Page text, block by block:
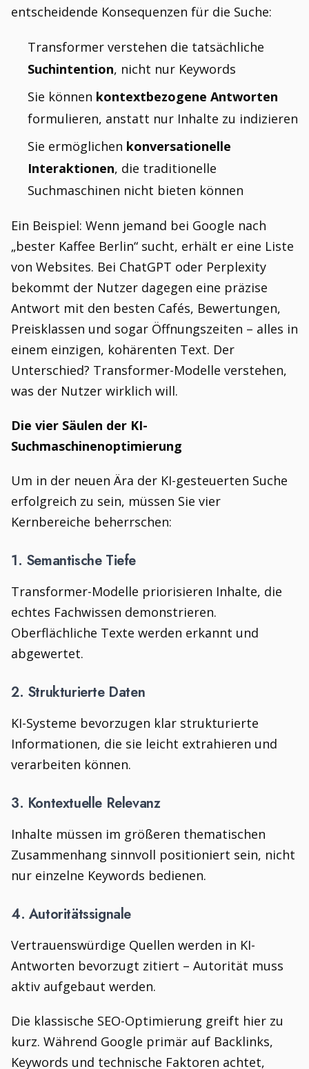
entscheidende Konsequenzen für die Suche:
Transformer verstehen die tatsächliche
Suchintention, nicht nur Keywords
Sie können kontextbezogene Antworten
formulieren, anstatt nur Inhalte zu indizieren
Sie ermöglichen konversationelle
Interaktionen, die traditionelle
Suchmaschinen nicht bieten können
Ein Beispiel: Wenn jemand bei Google nach
„bester Kaffee Berlin“ sucht, erhält er eine Liste
von Websites. Bei ChatGPT oder Perplexity
bekommt der Nutzer dagegen eine präzise
Antwort mit den besten Cafés, Bewertungen,
Preisklassen und sogar Öffnungszeiten – alles in
einem einzigen, kohärenten Text. Der
Unterschied? Transformer-Modelle verstehen,
was der Nutzer wirklich will.
Die vier Säulen der KI-
Suchmaschinenoptimierung
Um in der neuen Ära der KI-gesteuerten Suche
erfolgreich zu sein, müssen Sie vier
Kernbereiche beherrschen:
1. Semantische Tiefe
Transformer-Modelle priorisieren Inhalte, die
echtes Fachwissen demonstrieren.
Oberflächliche Texte werden erkannt und
abgewertet.
2. Strukturierte Daten
KI-Systeme bevorzugen klar strukturierte
Informationen, die sie leicht extrahieren und
verarbeiten können.
3. Kontextuelle Relevanz
Inhalte müssen im größeren thematischen
Zusammenhang sinnvoll positioniert sein, nicht
nur einzelne Keywords bedienen.
4. Autoritätssignale
Vertrauenswürdige Quellen werden in KI-
Antworten bevorzugt zitiert – Autorität muss
aktiv aufgebaut werden.
Die klassische SEO-Optimierung greift hier zu
kurz. Während Google primär auf Backlinks,
Keywords und technische Faktoren achtet,